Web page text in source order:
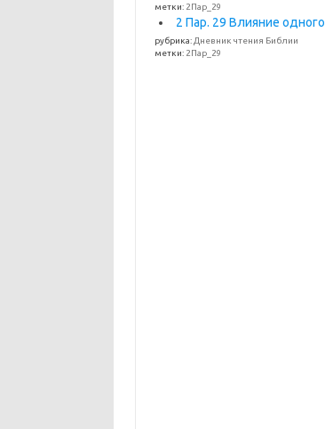
метки: 2Пар_29
2 Пар. 29 Влияние
рубрика: Дневник чтения Библии
метки: 2Пар_29